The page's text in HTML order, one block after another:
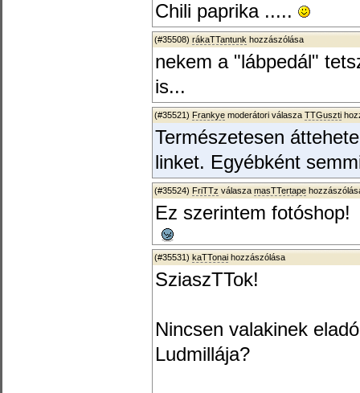
Chili paprika .....
(#35508) rákaTTantunk hozzászólása
nekem a "lábpedál"
is...
(#35521) Frankye moderátori válasza TTGuszti
Természetesen
linket. Egyébként
(#35524) FriTTz válasza masTTertape
Ez szerintem fotóshop!
(#35531) kaTTonai hozzászólása
SziaszTTok!
Nincsen valakinek
Ludmillája?